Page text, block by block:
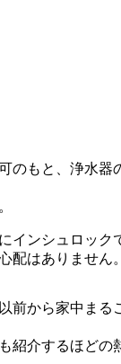
のもと、浄水器
インシュロック
配はありません。
前から家中まる
紹介するほどの